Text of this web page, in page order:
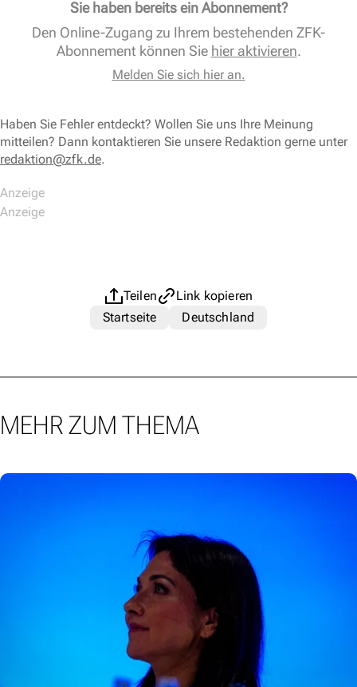
Sie haben bereits ein Abonnement?
Den Online-Zugang zu Ihrem bestehenden ZFK-
Abonnement können Sie hier aktivieren.
Melden Sie sich hier an.
Haben Sie Fehler entdeckt? Wollen Sie uns Ihre Meinung
mitteilen? Dann kontaktieren Sie unsere Redaktion gerne unter
redaktion@zfk.de.
Teilen
Link kopieren
Startseite
Deutschland
MEHR ZUM THEMA